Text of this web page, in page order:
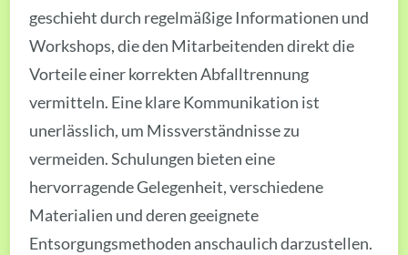
geschieht durch regelmäßige Informationen und
Workshops, die den Mitarbeitenden direkt die
Vorteile einer korrekten Abfalltrennung
vermitteln. Eine klare Kommunikation ist
unerlässlich, um Missverständnisse zu
vermeiden. Schulungen bieten eine
hervorragende Gelegenheit, verschiedene
Materialien und deren geeignete
Entsorgungsmethoden anschaulich darzustellen.